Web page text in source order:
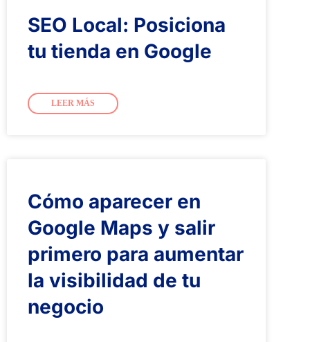
SEO Local: Posiciona
tu tienda en Google
LEER MÁS
Cómo aparecer en
Google Maps y salir
primero para aumentar
la visibilidad de tu
negocio